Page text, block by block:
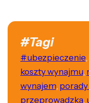
#Tagi
#ubezpieczenie,
koszty wynajmu,
wynajem,
przeprowadzka,